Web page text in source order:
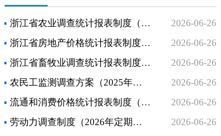
浙江省农业调查统计报表制度（2025年统计年报和2026年定期统计报表）
2026-06-26
浙江省房地产价格统计报表制度（2026年定期统计报表）
2026-06-26
浙江省畜牧业调查统计报表制度（2025年统计年报和2026年定期统计报表）
2026-06-26
农民工监测调查方案（2025年统计年报和2026年定期统计报表）
2026-06-26
流通和消费价格统计报表制度（2025年统计年报和2026年定期统计报表）
2026-06-26
劳动力调查制度（2026年定期统计报表）
2026-06-26